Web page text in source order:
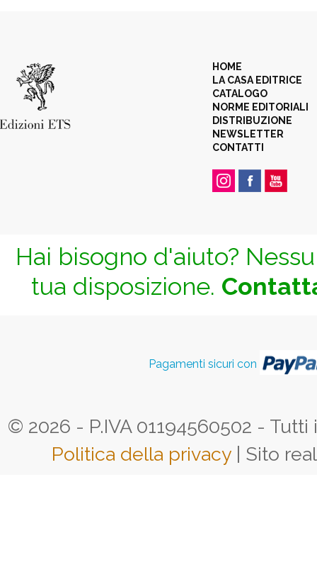
HOME
LA CASA EDITRICE
CATALOGO
NORME EDITORIALI
DISTRIBUZIONE
NEWSLETTER
CONTATTI
Hai bisogno d'aiuto?
tua disposizione.
Pagamenti sicuri con
© 2026 - P.IVA 01194560502 -
Politica della privacy | Sito